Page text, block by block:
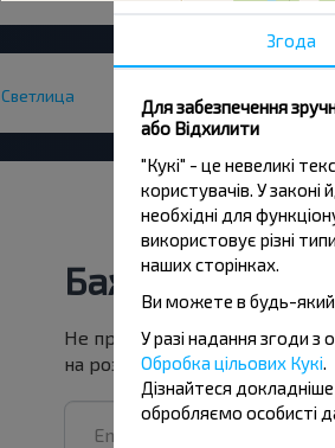
Светлица
Бажаєте
Не пропусти акції, знижки та
на розсилку та подорожуй з
Згода
Для забезпечення
або Відхилити
"Кукі" - це невеликі
користувачів. У
необхідні для
використовує різні
наших сторінках.
Ви можете в будь-який
У разі надання згоди
Обробка цільових Кукі.
Дізнайтеся
обробляємо особисті